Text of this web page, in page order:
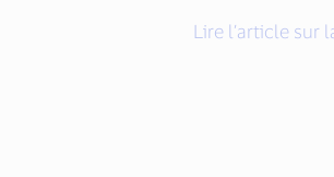
Lire l’article sur